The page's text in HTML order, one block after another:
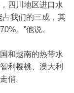
四川地区进口水
占我们的三成，其
。”他说。
和越南的热带水
利樱桃、澳大利
俏。